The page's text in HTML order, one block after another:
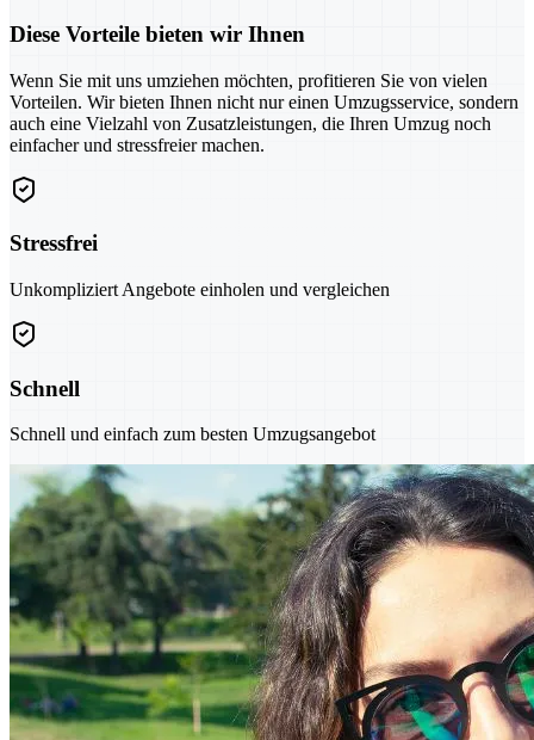
Diese Vorteile bieten wir Ihnen
Wenn Sie mit uns umziehen möchten, profitieren Sie von vielen
Vorteilen. Wir bieten Ihnen nicht nur einen Umzugsservice, sondern
auch eine Vielzahl von Zusatzleistungen, die Ihren Umzug noch
einfacher und stressfreier machen.
Stressfrei
Unkompliziert Angebote einholen und vergleichen
Schnell
Schnell und einfach zum besten Umzugsangebot